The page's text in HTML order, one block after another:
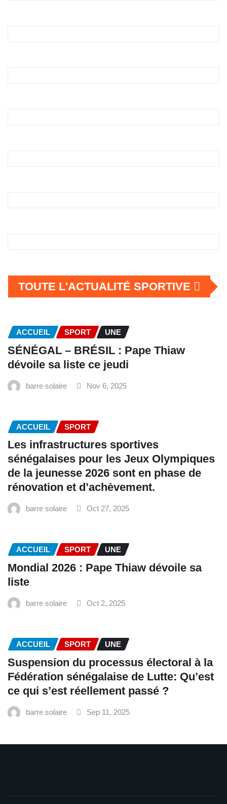
TOUTE L'ACTUALITÉ SPORTIVE
ACCUEIL SPORT UNE
SÉNÉGAL – BRÉSIL : Pape Thiaw
dévoile sa liste ce jeudi
barre solaire Nov 6, 2025
ACCUEIL SPORT
Les infrastructures sportives
sénégalaises pour les Jeux Olympiques
de la jeunesse 2026 sont en phase de
rénovation et d’achèvement.
barre solaire Oct 27, 2025
ACCUEIL SPORT UNE
Mondial 2026 : Pape Thiaw dévoile sa
liste
barre solaire Oct 2, 2025
ACCUEIL SPORT UNE
‎Suspension du processus électoral à la
Fédération sénégalaise de Lutte: Qu’est
ce qui s’est réellement passé ? ‎‎
barre solaire Sep 11, 2025